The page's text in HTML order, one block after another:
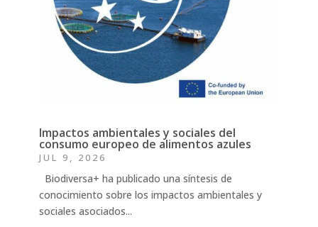
Impactos ambientales y sociales del
consumo europeo de alimentos azules
JUL 9, 2026
Biodiversa+ ha publicado una síntesis de
conocimiento sobre los impactos ambientales y
sociales asociados...